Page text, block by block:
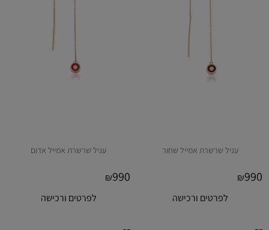
עגיל שרשרת אמייל שחור
₪990
לפרטים ורכישה
עגיל שרשרת אמייל אדום
₪990
לפרטים ורכישה